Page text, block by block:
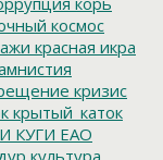
космос
красная икра
кризис
крытый_каток
КУГИ ЕАО
культура